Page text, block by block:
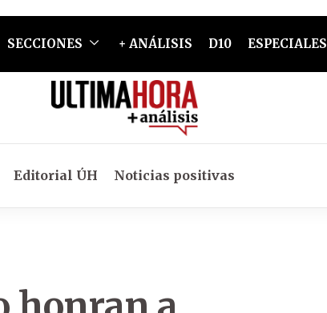
SECCIONES + ANÁLISIS D10 ESPECIALES
Editorial ÚH Noticias positivas